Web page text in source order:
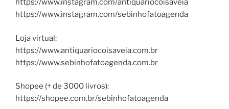
https://www.instagram.com/antiquariocoisaveia
https://www.instagram.com/sebinhofatoagenda
Loja virtual:
https://www.antiquariocoisaveia.com.br
https://www.sebinhofatoagenda.com.br
Shopee (+ de 3000 livros):
https://shopee.com.br/sebinhofatoagenda